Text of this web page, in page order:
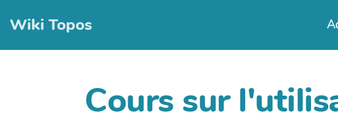
Wiki Topos
Cours sur